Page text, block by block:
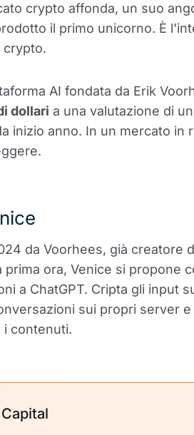
crypto affonda, un suo
il primo unicorno. È
crypto.
AI fondata da Erik
dollari a una valutazione di
inizio anno. In un mercato in
da Voorhees, già creatore
prima ora, Venice si propone
a ChatGPT. Cripta gli input
sui propri server
i contenuti.